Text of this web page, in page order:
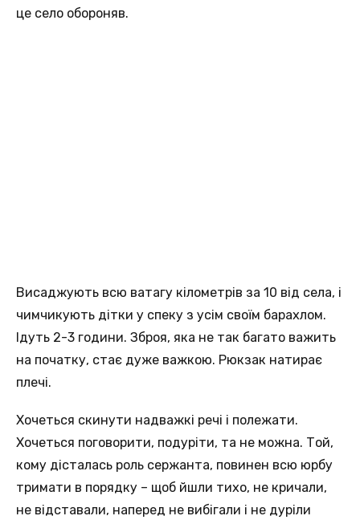
це село обороняв.
Висаджують всю ватагу кілометрів за 10 від села, і
чимчикують дітки у спеку з усім своїм бaрахлом.
Ідуть 2-3 години. Зброя, яка не так багато важить
на початку, стає дуже важкою. Рюкзак натирає
плечі.
Хочеться скинути надважкі речі і полежати.
Хочеться поговорити, подуріти, та не можна. Той,
кому дісталась роль сержанта, повинен всю юрбу
тримати в порядку – щоб йшли тихо, не кричали,
не відставали, наперед не вибігали і не дуріли